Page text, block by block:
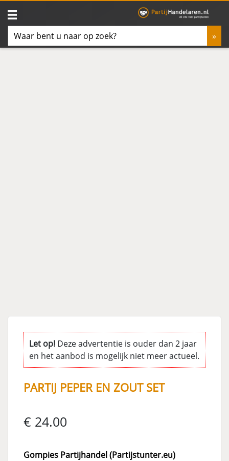
Let op! Deze advertentie is ouder dan 2 jaar
en het aanbod is mogelijk niet meer actueel.
PARTIJ PEPER EN ZOUT SET
€ 24.00
Gompies Partijhandel (Partijstunter.eu)